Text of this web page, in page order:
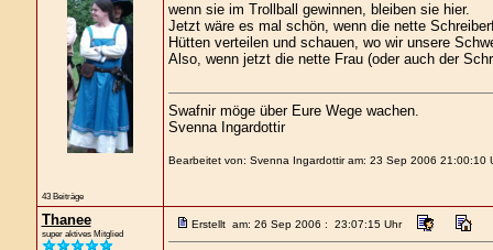
43 Beiträge
wenn sie im Trollball gewinnen, bleiben sie hier.
Jetzt wäre es mal schön, wenn die nette
Hütten verteilen und schauen, wo wir unsere
Also, wenn jetzt die nette Frau (oder auch der
Swafnir möge über Eure Wege wachen.
Svenna Ingardottir
Bearbeitet von: Svenna Ingardottir am: 23 Sep 2006 21:00:10
Thanee
super aktives Mitglied
Erstellt am: 26 Sep 2006 : 23:07:15 Uhr